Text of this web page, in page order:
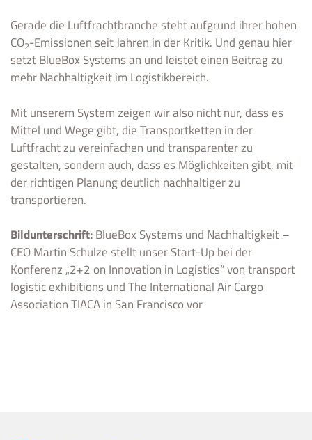
Gerade die Luftfrachtbranche steht aufgrund ihrer hohen
CO2-Emissionen seit Jahren in der Kritik. Und genau hier
setztBlueBox Systemsan und leistet einen Beitrag zu
mehr Nachhaltigkeit im Logistikbereich.
Mit unserem System zeigen wir also nicht nur, dass es
Mittel und Wege gibt, die Transportketten in der
Luftfracht zu vereinfachen und transparenter zu
gestalten, sondern auch, dass es Möglichkeiten gibt, mit
der richtigen Planung deutlich nachhaltiger zu
transportieren.
Bildunterschrift:BlueBox Systems und Nachhaltigkeit –
CEO Martin Schulze stellt unser Start-Up bei der
Konferenz „2+2 on Innovation in Logistics“ von transport
logistic exhibitions und The International Air Cargo
Association TIACA in San Francisco vor